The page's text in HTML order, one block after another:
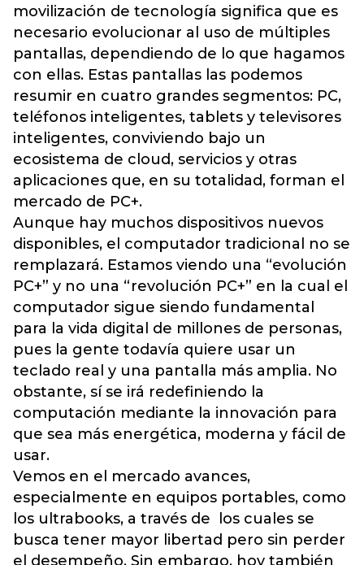
movilización de tecnología significa que es
necesario evolucionar al uso de múltiples
pantallas, dependiendo de lo que hagamos
con ellas. Estas pantallas las podemos
resumir en cuatro grandes segmentos: PC,
teléfonos inteligentes, tablets y televisores
inteligentes, conviviendo bajo un
ecosistema de cloud, servicios y otras
aplicaciones que, en su totalidad, forman el
mercado de PC+.
Aunque hay muchos dispositivos nuevos
disponibles, el computador tradicional no se
remplazará. Estamos viendo una “evolución
PC+” y no una “revolución PC+” en la cual el
computador sigue siendo fundamental
para la vida digital de millones de personas,
pues la gente todavía quiere usar un
teclado real y una pantalla más amplia. No
obstante, sí se irá redefiniendo la
computación mediante la innovación para
que sea más energética, moderna y fácil de
usar.
Vemos en el mercado avances,
especialmente en equipos portables, como
los ultrabooks, a través de los cuales se
busca tener mayor libertad pero sin perder
el desempeño. Sin embargo, hoy también